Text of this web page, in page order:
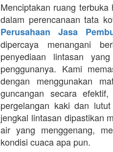
Menciptakan ruang
dalam perencanaan tata
Perusahaan Jasa
dipercaya menangani
penyediaan lintasan
penggunanya. Kami
dengan menggunakan
guncangan secara
pergelangan kaki dan
jengkal lintasan dipastikan
air yang menggenang,
kondisi cuaca apa pun.